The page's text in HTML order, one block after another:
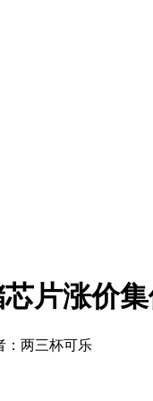
片涨价
：两三杯可乐